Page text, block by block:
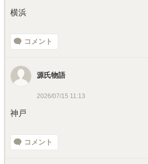
横浜
コメント
源氏物語
2026/07/15 11:13
神戸
コメント